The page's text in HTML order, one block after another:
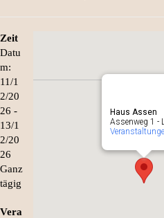
Haus Assen
Assenweg 1 -
Zeit
Datu
m:
11/1
2/20
26 -
13/1
2/20
26
Ganz
tägig
Vera